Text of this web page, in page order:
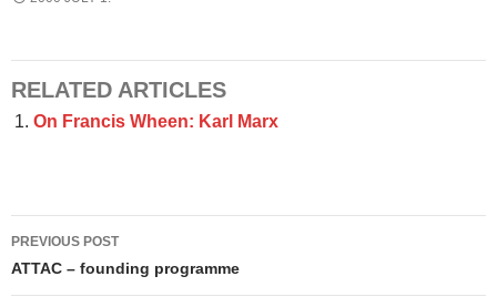
RELATED ARTICLES
On Francis Wheen: Karl Marx
Post
navigation
PREVIOUS POST
ATTAC – founding programme